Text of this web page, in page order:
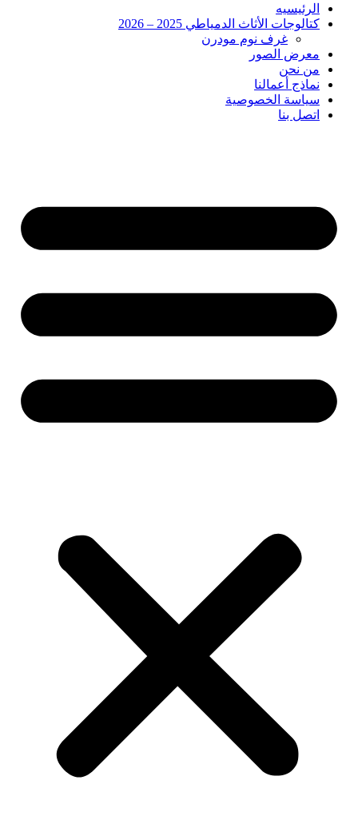
الرئيسيه
كتالوجات الأثاث الدمياطي 2025 – 2026
غرف نوم مودرن
معرض الصور
من نحن
نماذج أعمالنا
سياسة الخصوصية
اتصل بنا